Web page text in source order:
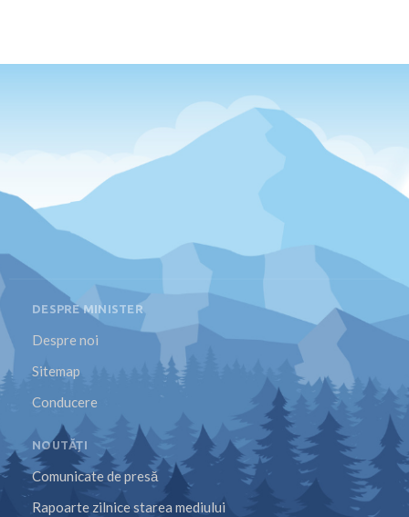
DESPRE MINISTER
Despre noi
Sitemap
Conducere
NOUTĂȚI
Comunicate de presă
Rapoarte zilnice starea mediului